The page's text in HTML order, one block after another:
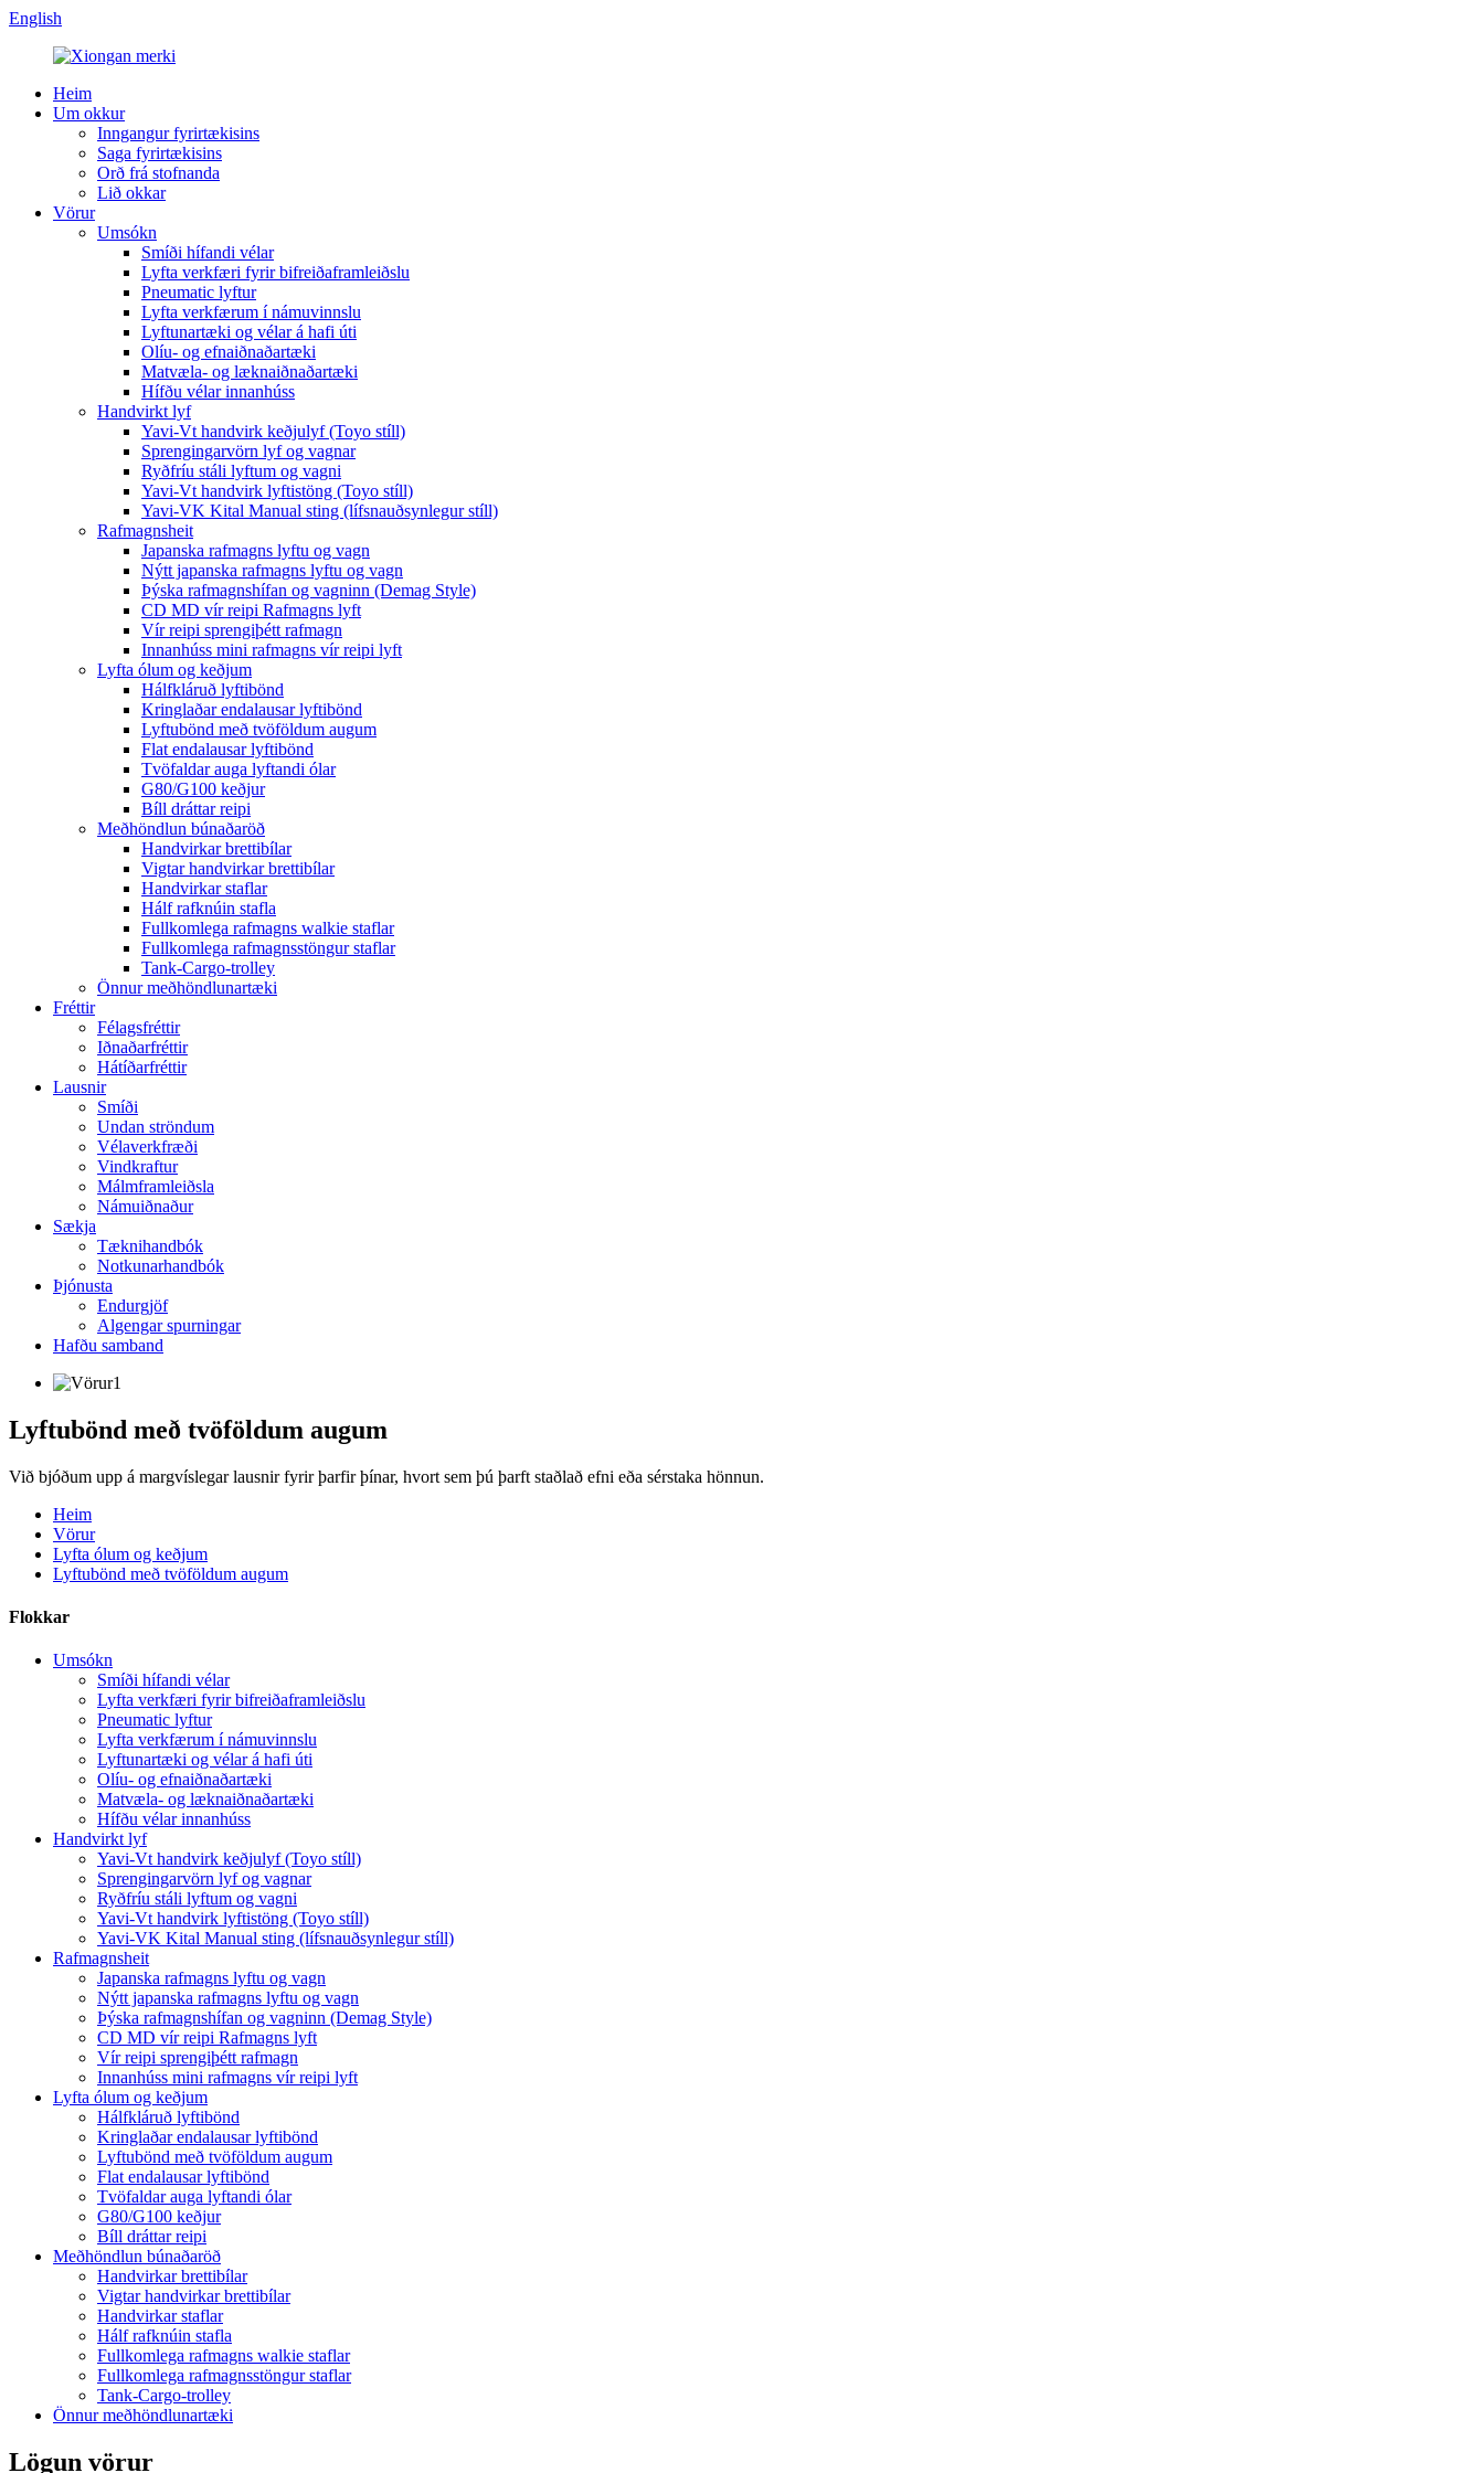
English
Heim
Um okkur
Inngangur fyrirtækisins
Saga fyrirtækisins
Orð frá stofnanda
Lið okkar
Vörur
Umsókn
Smíði hífandi vélar
Lyfta verkfæri fyrir bifreiðaframleiðslu
Pneumatic lyftur
Lyfta verkfærum í námuvinnslu
Lyftunartæki og vélar á hafi úti
Olíu- og efnaiðnaðartæki
Matvæla- og læknaiðnaðartæki
Hífðu vélar innanhúss
Handvirkt lyf
Yavi-Vt handvirk keðjulyf (Toyo stíll)
Sprengingarvörn lyf og vagnar
Ryðfríu stáli lyftum og vagni
Yavi-Vt handvirk lyftistöng (Toyo stíll)
Yavi-VK Kital Manual sting (lífsnauðsynlegur stíll)
Rafmagnsheit
Japanska rafmagns lyftu og vagn
Nýtt japanska rafmagns lyftu og vagn
Þýska rafmagnshífan og vagninn (Demag Style)
CD MD vír reipi Rafmagns lyft
Vír reipi sprengiþétt rafmagn
Innanhúss mini rafmagns vír reipi lyft
Lyfta ólum og keðjum
Hálfkláruð lyftibönd
Kringlaðar endalausar lyftibönd
Lyftubönd með tvöföldum augum
Flat endalausar lyftibönd
Tvöfaldar auga lyftandi ólar
G80/G100 keðjur
Bíll dráttar reipi
Meðhöndlun búnaðaröð
Handvirkar brettibílar
Vigtar handvirkar brettibílar
Handvirkar staflar
Hálf rafknúin stafla
Fullkomlega rafmagns walkie staflar
Fullkomlega rafmagnsstöngur staflar
Tank-Cargo-trolley
Önnur meðhöndlunartæki
Fréttir
Félagsfréttir
Iðnaðarfréttir
Hátíðarfréttir
Lausnir
Smíði
Undan ströndum
Vélaverkfræði
Vindkraftur
Málmframleiðsla
Námuiðnaður
Sækja
Tæknihandbók
Notkunarhandbók
Þjónusta
Endurgjöf
Algengar spurningar
Hafðu samband
Lyftubönd með tvöföldum augum
Við bjóðum upp á margvíslegar lausnir fyrir þarfir þínar, hvort sem þú þarft staðlað efni eða sérstaka hönnun.
Heim
Vörur
Lyfta ólum og keðjum
Lyftubönd með tvöföldum augum
Flokkar
Umsókn
Smíði hífandi vélar
Lyfta verkfæri fyrir bifreiðaframleiðslu
Pneumatic lyftur
Lyfta verkfærum í námuvinnslu
Lyftunartæki og vélar á hafi úti
Olíu- og efnaiðnaðartæki
Matvæla- og læknaiðnaðartæki
Hífðu vélar innanhúss
Handvirkt lyf
Yavi-Vt handvirk keðjulyf (Toyo stíll)
Sprengingarvörn lyf og vagnar
Ryðfríu stáli lyftum og vagni
Yavi-Vt handvirk lyftistöng (Toyo stíll)
Yavi-VK Kital Manual sting (lífsnauðsynlegur stíll)
Rafmagnsheit
Japanska rafmagns lyftu og vagn
Nýtt japanska rafmagns lyftu og vagn
Þýska rafmagnshífan og vagninn (Demag Style)
CD MD vír reipi Rafmagns lyft
Vír reipi sprengiþétt rafmagn
Innanhúss mini rafmagns vír reipi lyft
Lyfta ólum og keðjum
Hálfkláruð lyftibönd
Kringlaðar endalausar lyftibönd
Lyftubönd með tvöföldum augum
Flat endalausar lyftibönd
Tvöfaldar auga lyftandi ólar
G80/G100 keðjur
Bíll dráttar reipi
Meðhöndlun búnaðaröð
Handvirkar brettibílar
Vigtar handvirkar brettibílar
Handvirkar staflar
Hálf rafknúin stafla
Fullkomlega rafmagns walkie staflar
Fullkomlega rafmagnsstöngur staflar
Tank-Cargo-trolley
Önnur meðhöndlunartæki
Lögun vörur